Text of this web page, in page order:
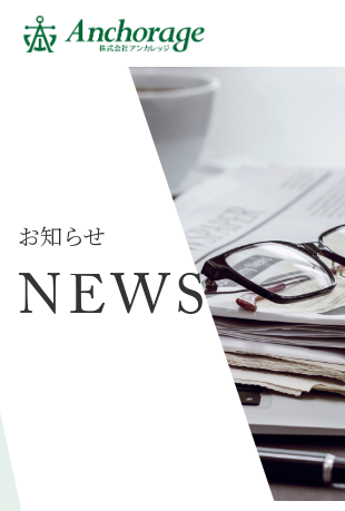
株式会社アンカレッジ
お知らせ
NEWS